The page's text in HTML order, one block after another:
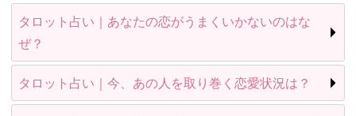
タロット占い｜あなたの恋がうまくいかないのはな
ぜ？
タロット占い｜今、あの人を取り巻く恋愛状況は？